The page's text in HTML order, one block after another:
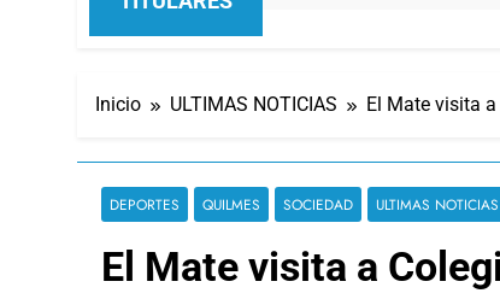
Inicio ULTIMAS NOTICIAS El Mate visita
DEPORTES QUILMES SOCIEDAD ULTIMAS NOTICIAS
El Mate visita a